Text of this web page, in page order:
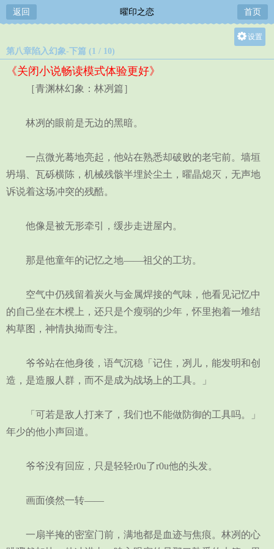
返回 曜印之恋 首页
设置
第八章陷入幻象-下篇 (1 / 10)
《关闭小说畅读模式体验更好》
［青渊林幻象：林冽篇］
林冽的眼前是无边的黑暗。
一点微光蓦地亮起，他站在熟悉却破败的老宅前。墙垣
坍塌、瓦砾横陈，机械残骸半埋於尘土，曜晶熄灭，无声地
诉说着这场冲突的残酷。
他像是被无形牵引，缓步走进屋内。
那是他童年的记忆之地——祖父的工坊。
空气中仍残留着炭火与金属焊接的气味，他看见记忆中
的自己坐在木櫈上，还只是个瘦弱的少年，怀里抱着一堆结
构草图，神情执拗而专注。
爷爷站在他身後，语气沉稳「记住，冽儿，能发明和创
造，是造服人群，而不是成为战场上的工具。」
「可若是敌人打来了，我们也不能做防御的工具吗。」
年少的他小声回道。
爷爷没有回应，只是轻轻r0u了r0u他的头发。
画面倏然一转——
一扇半掩的密室门前，满地都是血迹与焦痕。林冽的心